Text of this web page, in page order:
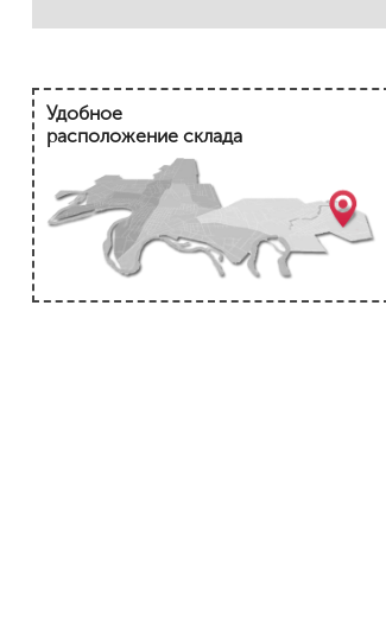
Удобное
расположение склада